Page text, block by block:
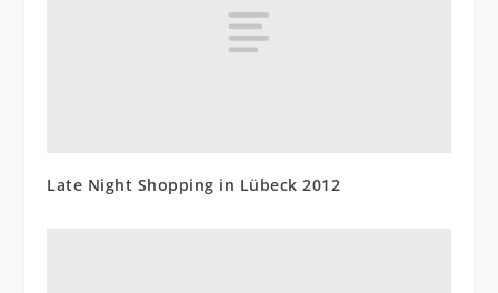
Late Night Shopping in Lübeck 2012